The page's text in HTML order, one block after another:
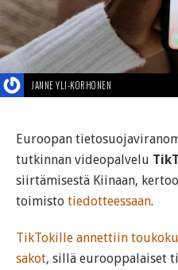
JANNE YLI-KORHONEN
Euroopan
tutkinnan videopalvelu
siirtämisestä Kiinaan,
toimisto tiedotteessaan.
TikTokille annettiin
sakot, sillä eurooppalaiset